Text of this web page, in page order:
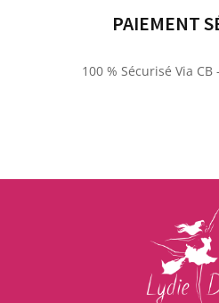
PAIEMENT
100 % Sécurisé Via